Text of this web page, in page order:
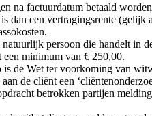
na factuurdatum betaald
dan een vertragingsrente (gelijk
natuurlijk persoon die handelt
een minimum van € 250,00.
de Wet ter voorkoming van
de cliënt een
betrokken partijen